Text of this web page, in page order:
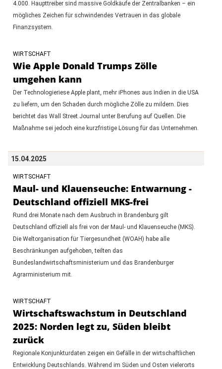
4.000. Haupttreiber sind massive Goldkäufe der Zentralbanken – ein
mögliches Zeichen für schwindendes Vertrauen in das globale
Finanzsystem.
WIRTSCHAFT
Wie Apple Donald Trumps Zölle
umgehen kann
Der Technologieriese Apple plant, mehr iPhones aus Indien in die USA
zu liefern, um den Schaden durch mögliche Zölle zu mildern. Dies
berichtet das Wall Street Journal unter Berufung auf Quellen. Die
Maßnahme sei jedoch eine kurzfristige Lösung für das Unternehmen.
15.04.2025
WIRTSCHAFT
Maul- und Klauenseuche: Entwarnung -
Deutschland offiziell MKS-frei
Rund drei Monate nach dem Ausbruch in Brandenburg gilt
Deutschland offiziell als frei von der Maul- und Klauenseuche (MKS).
Die Weltorganisation für Tiergesundheit (WOAH) habe alle
Beschränkungen aufgehoben, teilten das
Bundeslandwirtschaftsministerium und das Brandenburger
Agrarministerium mit.
WIRTSCHAFT
Wirtschaftswachstum in Deutschland
2025: Norden legt zu, Süden bleibt
zurück
Regionale Konjunkturdaten zeigen ein Gefälle in der wirtschaftlichen
Entwicklung Deutschlands. Während im Süden und Osten vielerorts